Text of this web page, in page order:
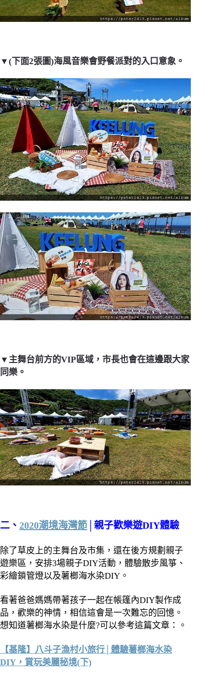
▼(下面2張圖)海風音樂會野餐派對的入口意象。
▼主舞台前方的VIP區域，市長也會在這邊跟大家
同樂。
二、 2020潮境海灣節 │親子歡樂遊DIY體驗
除了草皮上的主舞台及市集，還在後方規劃親子
遊樂區，安排3場親子DIY活動，體驗散步風箏、
彩繪鎖管燈以及薯榔海水染DIY。
看著爸爸媽媽帶著孩子一起在帳篷內DIY製作成
品，歡樂的神情，相信這會是一次難忘的回憶。
想知道薯榔海水染是什麼?可以參考這篇文章：。
【基隆】八斗子漁村小旅行│體驗薯榔海水染
DIY，賞玩美麗秘境(下)